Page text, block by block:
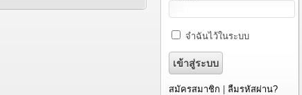
จำฉันไว้ในระบบ
สมัครสมาชิก ลืมรหัสผ่าน?